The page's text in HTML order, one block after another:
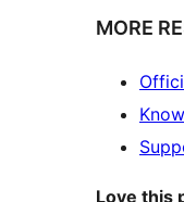
MORE
Love this